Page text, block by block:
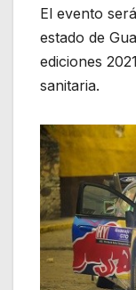
El evento
estado de
ediciones
sanitaria.